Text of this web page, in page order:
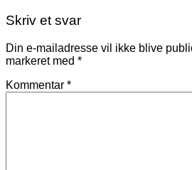
Skriv et svar
Din e-mailadresse vil ikke blive
markeret med *
Kommentar *